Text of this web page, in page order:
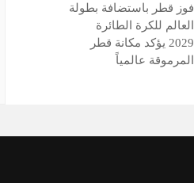
فوز قطر باستضافة بطولة
العالم للكرة الطائرة
2029 يؤكد مكانة قطر
المرموقة عالمياً